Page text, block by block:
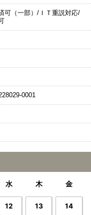
可（一部）/ＩＴ重説対応/
0001
水 木 金
12 13 14